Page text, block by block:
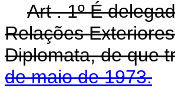
Art . 1º É
Relações
Diplomata, de que
de maio de 1973.